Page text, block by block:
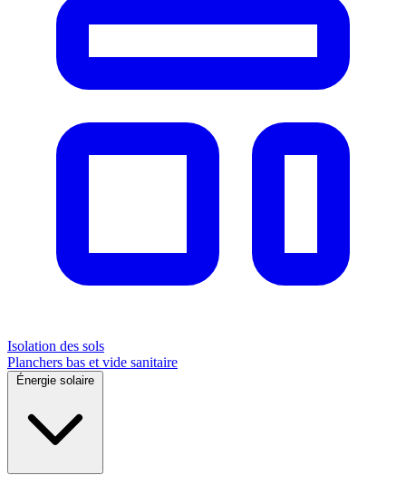
Isolation des sols
Planchers bas et vide sanitaire